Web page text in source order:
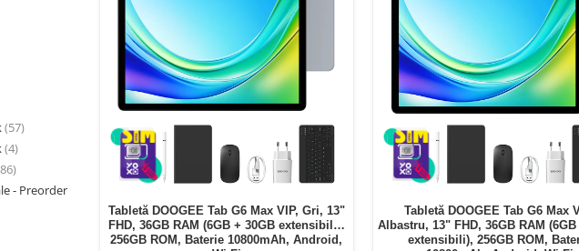
(57)
(4)
- Preorder
Tabletă DOOGEE Tab G6 Max VIP, Gri, 13"
FHD, 36GB RAM (6GB + 30GB extensibili),
256GB ROM, Baterie 10800mAh, Android,
Tabletă DOOGEE Tab G6 Max
Albastru, 13" FHD, 36GB RAM (6GB
extensibili), 256GB ROM,